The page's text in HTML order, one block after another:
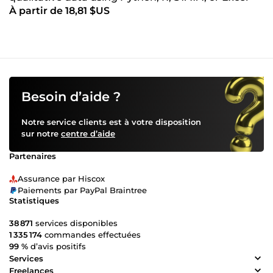
À partir de 18,81 $US
Besoin d’aide ?
Notre service clients est à votre disposition
sur notre centre d’aide
Partenaires
Assurance par Hiscox
Paiements par PayPal Braintree
Statistiques
38 871 services disponibles
1 335 174 commandes effectuées
99 % d’avis positifs
Services
Freelances